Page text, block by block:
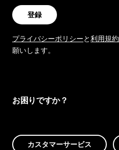
登録
プライバシーポリシーと利用規約
願いします。
お困りですか？
カスタマーサービス